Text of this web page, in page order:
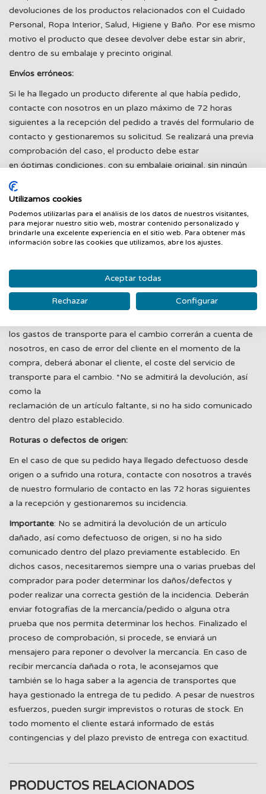
devoluciones de los productos relacionados con el Cuidado
Personal, Ropa Interior, Salud, Higiene y Baño. Por ese mismo
motivo el producto que desee devolver debe estar sin abrir,
dentro de su embalaje y precinto original.
Envíos erróneos:
Si le ha llegado un producto diferente al que había pedido,
contacte con nosotros en un plazo máximo de 72 horas
siguientes a la recepción del pedido a través del formulario de
contacto y gestionaremos su solicitud. Se realizará una previa
comprobación del caso, el producto debe estar
en óptimas condiciones, con su embalaje original, sin ningún
tipo de uso y apto para la venta, también se realizarán unas
comprobaciones internas.
Para agilizar el proceso rogamos nos envíe las siguientes
fotografías de producto en cuestión adjunto en su solicitud:
- Fotografía de la parte delantera del producto en su embalaje
- Fotografía del código de barras (EAN) del producto.
En este caso, procederemos a la revisión de su solicitud y
organizaremos la recogida del producto con usted.
los gastos de transporte para el cambio correrán a cuenta de
nosotros, en caso de error del cliente en el momento de la
compra, deberá abonar el cliente, el coste del servicio de
transporte para el cambio. *No se admitirá la devolución, así
como la
reclamación de un artículo faltante, si no ha sido comunicado
dentro del plazo establecido.
Roturas o defectos de origen:
En el caso de que su pedido haya llegado defectuoso desde
origen o a sufrido una rotura, contacte con nosotros a través
de nuestro formulario de contacto en las 72 horas siguientes
a la recepción y gestionaremos su incidencia.
Importante: No se admitirá la devolución de un artículo
dañado, así como defectuoso de origen, si no ha sido
comunicado dentro del plazo previamente establecido. En
dichos casos, necesitaremos siempre una o varias pruebas del
comprador para poder determinar los daños/defectos y
poder realizar una correcta gestión de la incidencia. Deberán
enviar fotografías de la mercancía/pedido o alguna otra
prueba que nos permita determinar los hechos. Finalizado el
proceso de comprobación, si procede, se enviará un
mensajero para reponer o devolver la mercancía. En caso de
recibir mercancía dañada o rota, le aconsejamos que
también se lo haga saber a la agencia de transportes que
haya gestionado la entrega de tu pedido. A pesar de nuestros
esfuerzos, pueden surgir imprevistos o roturas de stock. En
todo momento el cliente estará informado de estás
contingencias y del plazo previsto de entrega con exactitud.
PRODUCTOS RELACIONADOS
Utilizamos cookies
Podemos utilizarlas para el análisis de los datos de nuestros visitantes,
para mejorar nuestro sitio web, mostrar contenido personalizado y
brindarle una excelente experiencia en el sitio web. Para obtener más
información sobre las cookies que utilizamos, abre los ajustes.
Aceptar todas
Rechazar Configurar